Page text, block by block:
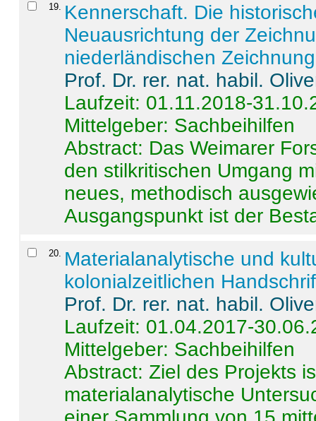
19
Kennerschaft. Die
Neuausrichtung der
niederländischen
Prof. Dr. rer. nat. habil.
Laufzeit: 01.11.2018-
Mittelgeber: Sachbeihilfen
Abstract: Das Weimarer
den stilkritischen Umgang
neues, methodisch
Ausgangspunkt ist der
20
Materialanalytische und
kolonialzeitlichen
Prof. Dr. rer. nat. habil.
Laufzeit: 01.04.2017-
Mittelgeber: Sachbeihilfen
Abstract:Ziel des Projekts
materialanalytische